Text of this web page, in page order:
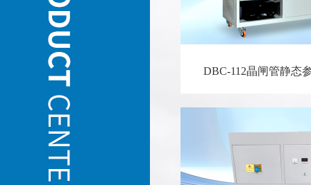
DBC-112晶闸管静态